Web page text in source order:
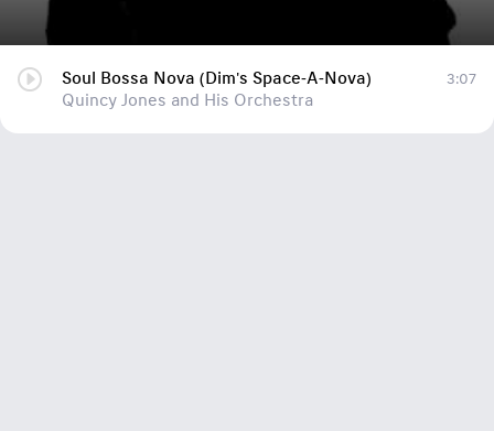
Soul Bossa Nova (Dim's Space-A-Nova)
Quincy Jones and His Orchestra
3:07